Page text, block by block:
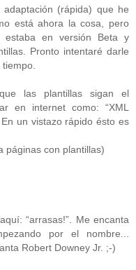
(rápida) que he
está ahora la cosa, pero
estaba en versión Beta y
Pronto intentaré darle
las plantillas sigan el
en internet como: “XML
un vistazo rápido ésto es
páginas con plantillas)
“arrasas!”. Me encanta
por el nombre...
Robert Downey Jr. ;-)